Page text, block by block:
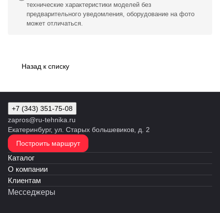
технические характеристики моделей без
предварительного уведомления, оборудование на фото
может отличаться.
Назад к списку
+7 (343) 351-75-08
zapros@ru-tehnika.ru
Екатеринбург, ул. Старых большевиков, д. 2
Построить маршрут
Каталог
О компании
Клиентам
Месседжеры